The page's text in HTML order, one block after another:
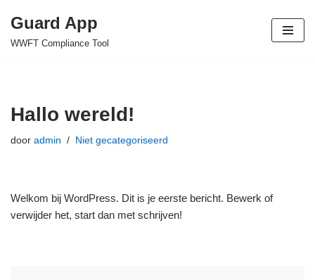
Ga
Guard App
WWFT Compliance Tool
Hallo wereld!
door admin Niet gecategoriseerd
Welkom bij WordPress. Dit is je eerste bericht. Bewerk of
verwijder het, start dan met schrijven!